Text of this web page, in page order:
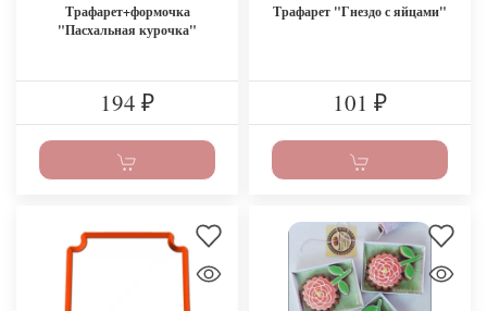
Трафарет+формочка
"Пасхальная курочка"
194 ₽
Трафарет "Гнездо с яйцами"
101 ₽